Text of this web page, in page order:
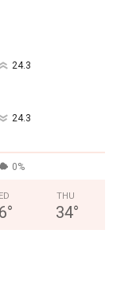
24.3
24.3
0%
°
THU
34°